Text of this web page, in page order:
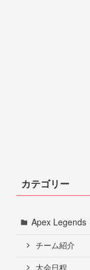
カテゴリー
Apex Legends
チーム紹介
大会日程